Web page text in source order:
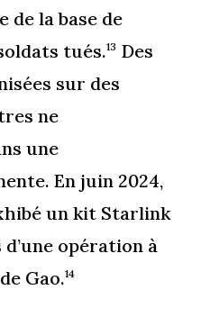
de la base de
tués.13 Des
sur des
ne
une
En juin 2024,
un kit Starlink
opération à
Gao.14